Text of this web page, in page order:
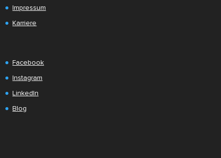
Impressum
Karriere
Facebook
Instagram
LinkedIn
Blog